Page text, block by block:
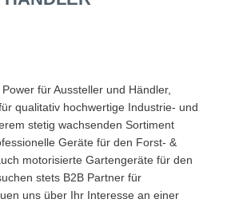
für Aussteller und Händler,
qualitativ hochwertige Industrie- und
stetig wachsenden Sortiment
Geräte für den Forst- &
motorisierte Gartengeräte für den
stets B2B Partner für
uns über Ihr Interesse an einer